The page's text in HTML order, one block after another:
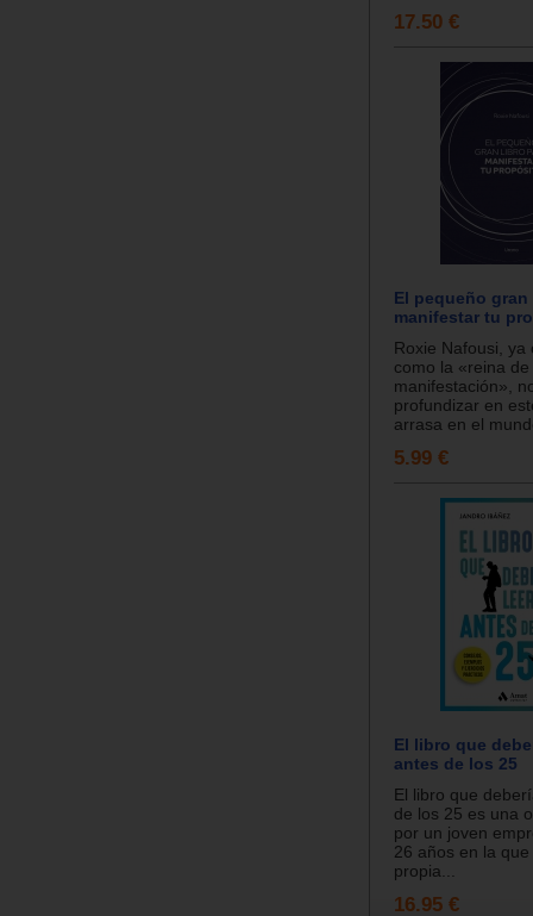
17.50 €
El pequeño
manifestar tu
Roxie Nafousi, ya
como la «reina de
manifestación»,
profundizar en
arrasa en el
5.99 €
El libro que
antes de los 25
El libro que
de los 25 es una
por un joven
26 años en la
propia...
16.95 €